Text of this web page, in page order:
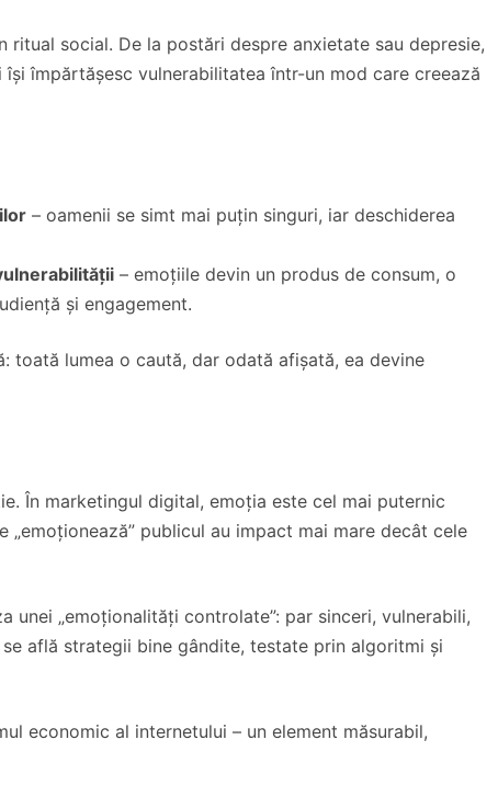
social. De la postări despre anxietate sau depresie,
împărtășesc vulnerabilitatea într-un mod care creează
– oamenii se simt mai puțin singuri, iar deschiderea
– emoțiile devin un produs de consum, o
și engagement.
toată lumea o caută, dar odată afișată, ea devine
În marketingul digital, emoția este cel mai puternic
„emoționează” publicul au impact mai mare decât cele
unei „emoționalități controlate”: par sinceri, vulnerabili,
află strategii bine gândite, testate prin algoritmi și
economic al internetului – un element măsurabil,